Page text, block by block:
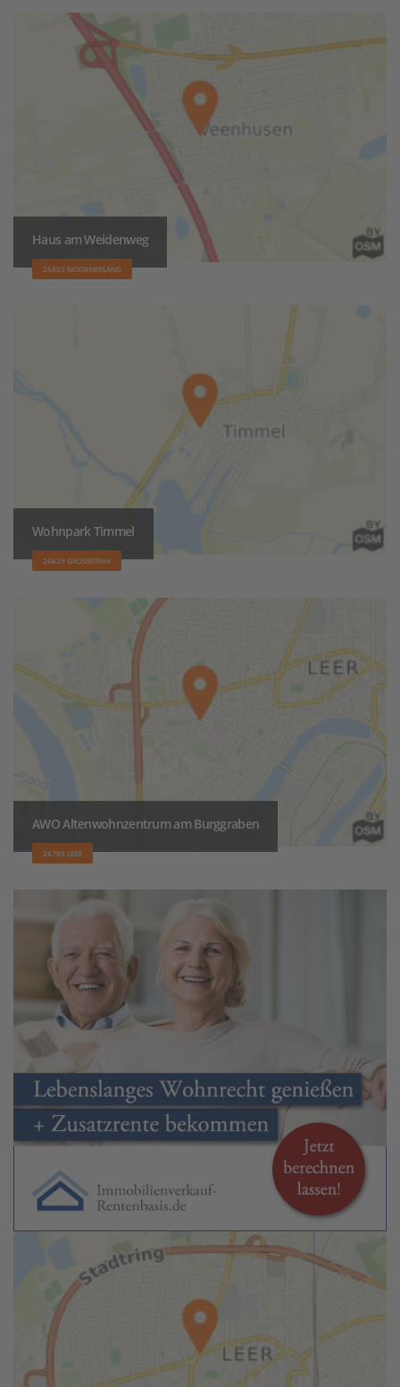
Haus am Weidenweg
26802 MOORMERLAND
Wohnpark Timmel
26629 GROSSEFEHN
AWO Altenwohnzentrum am Burggraben
26789 LEER